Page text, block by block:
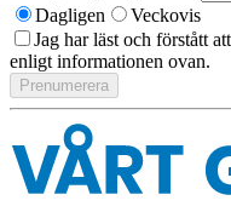
Dagligen
Veckovis
Jag har läst och förstått
enligt informationen ovan.